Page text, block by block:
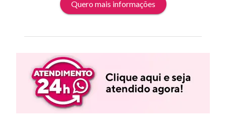
Quero mais informações